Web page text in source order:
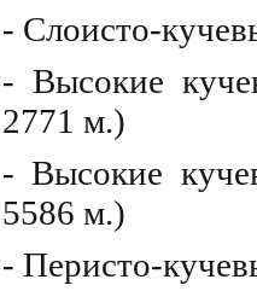
- Слоисто-
- Высокие
2771 м.)
- Высокие
5586 м.)
- Перисто-